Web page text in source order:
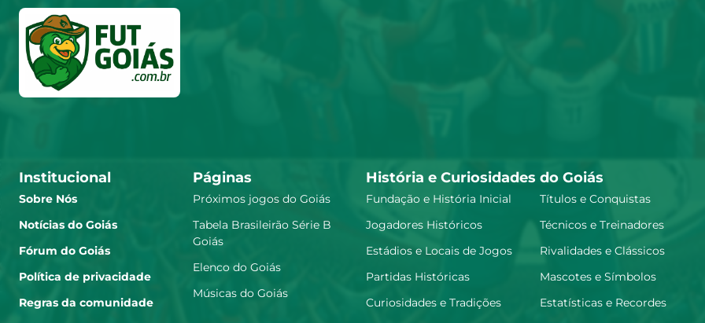
Institucional
Sobre Nós
Notícias do Goiás
Fórum do Goiás
Política de privacidade
Regras da comunidade
Páginas
Próximos jogos do Goiás
Tabela Brasileirão Série B
Goiás
Elenco do Goiás
Músicas do Goiás
História e Curiosidades do Goiás
Fundação e História Inicial
Títulos e Conquistas
Jogadores Históricos
Técnicos e Treinadores
Estádios e Locais de Jogos
Rivalidades e Clássicos
Partidas Históricas
Mascotes e Símbolos
Curiosidades e Tradições
Estatísticas e Recordes